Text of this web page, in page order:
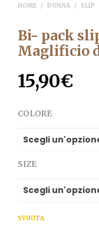
HOME / DONNA / SLIP
Bi- pack
Maglificio
15,90€
COLORE
SIZE
SVUOTA